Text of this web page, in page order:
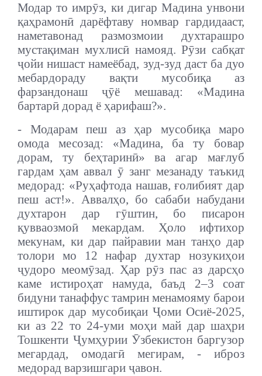
Модар то имрӯз, ки дигар Мадина унвони
қаҳрамонӣ дарёфтаву номвар гардидааст,
наметавонад размозмоии духтарашро
мустақиман мухлисӣ намояд. Рӯзи сабқат
ҷойи нишаст намеёбад, зуд-зуд даст ба дуо
мебардораду вақти мусобиқа аз
фарзандонаш ҷӯё мешавад: «Мадина
бартарӣ дорад ё ҳарифаш?».
- Модарам пеш аз ҳар мусобиқа маро
омода месозад: «Мадина, ба ту бовар
дорам, ту беҳтаринӣ» ва агар мағлуб
гардам ҳам аввал ӯ занг мезанаду таъкид
медорад: «Руҳафтода нашав, ғолибият дар
пеш аст!». Аввалҳо, бо сабаби набудани
духтарон дар гӯштин, бо писарон
қувваозмоӣ мекардам. Ҳоло ифтихор
мекунам, ки дар пайравии ман танҳо дар
толори мо 12 нафар духтар нозукиҳои
ҷудоро меомӯзад. Ҳар рӯз пас аз дарсҳо
каме истироҳат намуда, баъд 2–3 соат
бидуни танаффус тамрин менамояму барои
иштирок дар мусобиқаи Ҷоми Осиё-2025,
ки аз 22 то 24-уми моҳи май дар шаҳри
Тошкенти Ҷумҳурии Ӯзбекистон баргузор
мегардад, омодагӣ мегирам, - иброз
медорад варзишгари ҷавон.